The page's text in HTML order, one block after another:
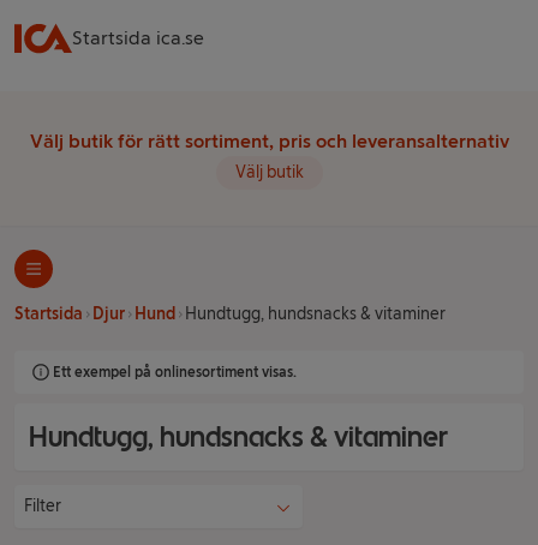
Startsida ica.se
Välj butik för rätt sortiment, pris och leveransalternativ
Välj butik
Startsida Djur Hund Hundtugg, hundsnacks & vitaminer
Ett exempel på onlinesortiment visas.
Hundtugg, hundsnacks & vitaminer
Filter